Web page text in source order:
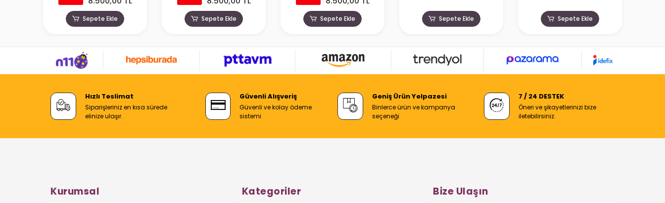
Sepete Ekle Sepete Ekle Sepete Ekle Sepete Ekle Sepete Ekle
Hızlı Teslimat
Siparişleriniz en kısa sürede
elinize ulaşır.
Güvenli Alışveriş
Güvenli ve kolay ödeme
sistemi
Geniş Ürün Yelpazesi
Binlerce ürün ve kampanya
seçeneği
7 / 24 DESTEK
Öneri ve şikayetlerinizi bize
iletebilirsiniz.
Kurumsal Kategoriler Bize Ulaşın